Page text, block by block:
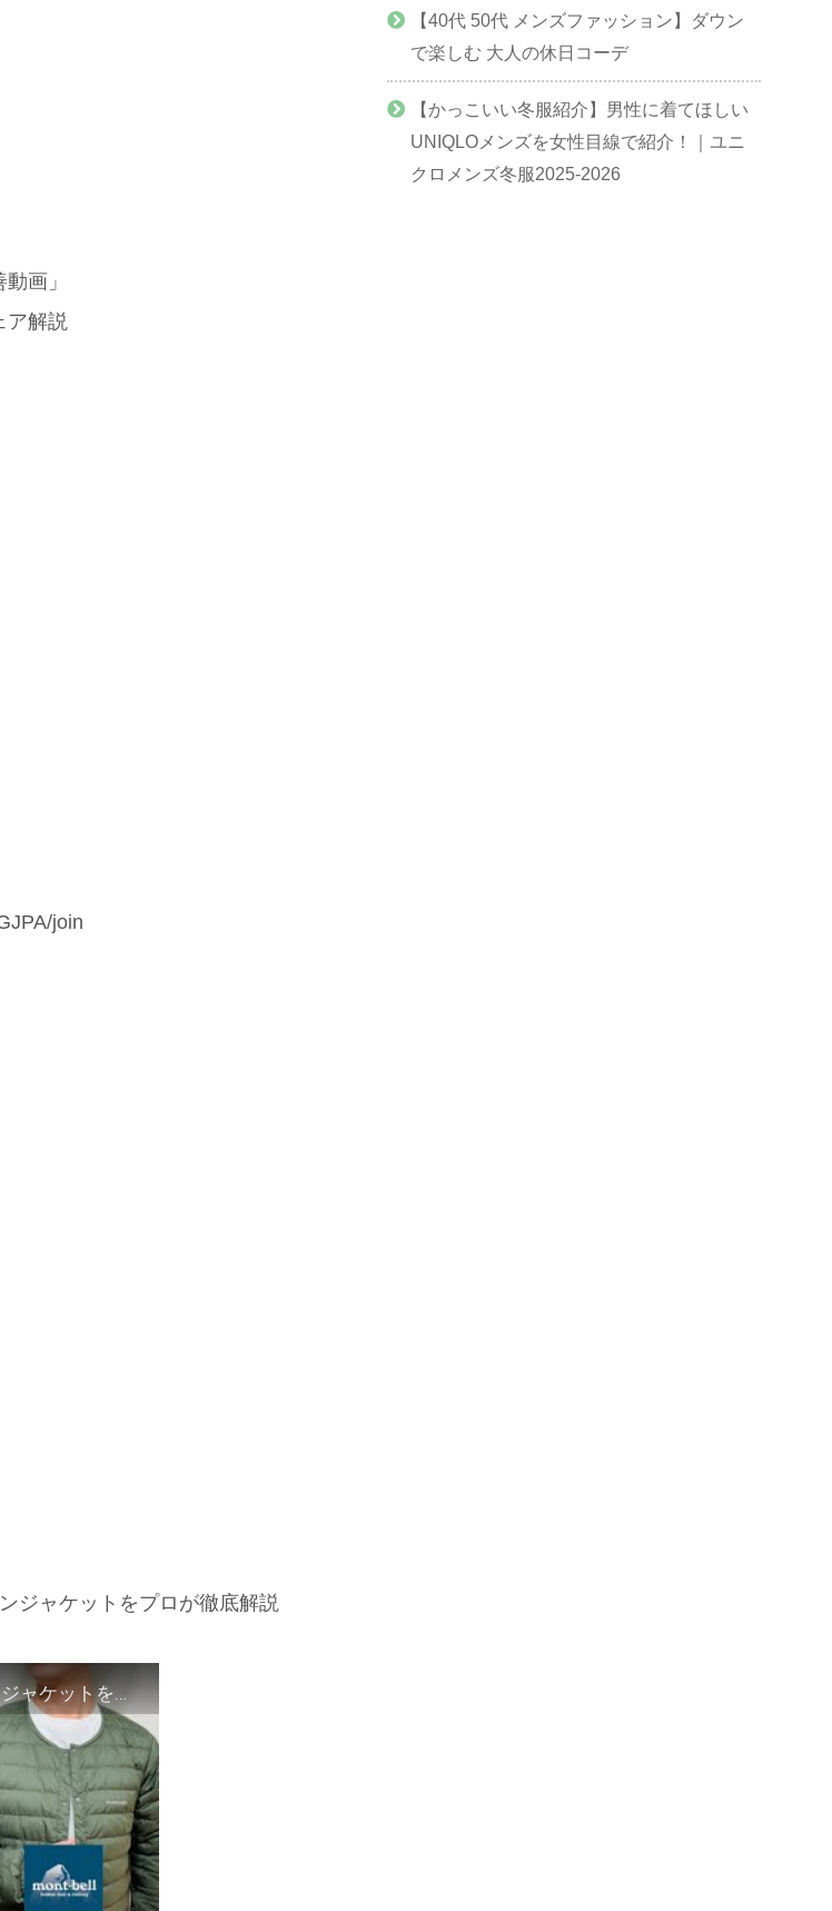
画」
ア解説
join
ジャケットをプロが徹底解説
【ワークマン,モンベル,ユニクロ】コスパ最強！インナーダウンジャケットをプロが徹底解説
【40代 50代 メンズファッション】ダウン
で楽しむ 大人の休日コーデ
【かっこいい冬服紹介】男性に着てほしい
UNIQLOメンズを女性目線で紹介！｜ユニ
クロメンズ冬服2025-2026